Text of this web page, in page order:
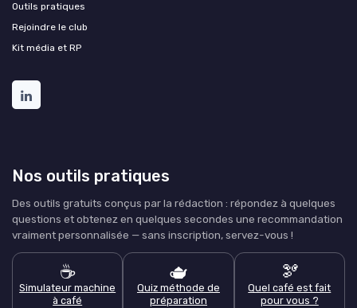
Outils pratiques
Rejoindre le club
Kit média et RP
Nos outils pratiques
Des outils gratuits conçus par la rédaction : répondez à quelques
questions et obtenez en quelques secondes une recommandation
vraiment personnalisée — sans inscription, servez-vous !
☕
Simulateur machine
à café
🫖
Quiz méthode de
préparation
🫘
Quel café est fait
pour vous ?